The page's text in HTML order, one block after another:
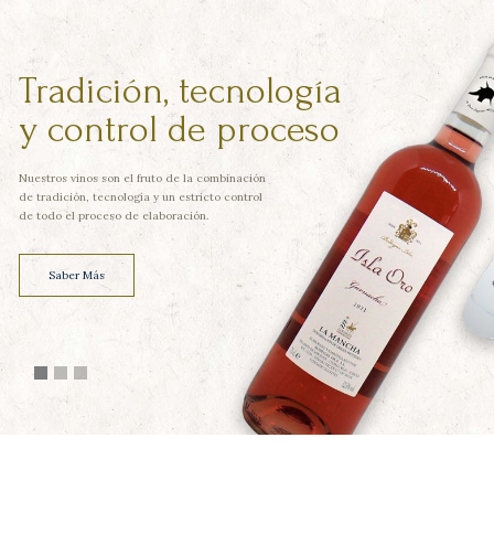
Tradición, tecnología
y control de proceso
Nuestros vinos son el fruto de la combinación
de tradición, tecnología y un estricto control
de todo el proceso de elaboración.
Saber Más